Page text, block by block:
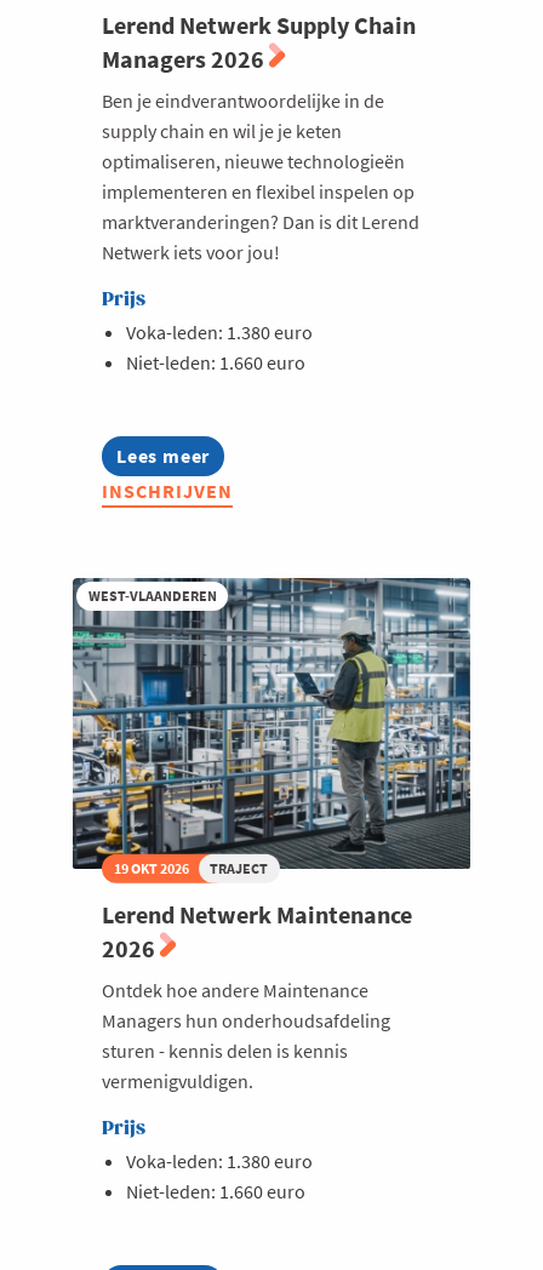
Lerend Netwerk Supply Chain
Managers 2026
Ben je eindverantwoordelijke in de
supply chain en wil je je keten
optimaliseren, nieuwe technologieën
implementeren en flexibel inspelen op
marktveranderingen? Dan is dit Lerend
Netwerk iets voor jou!
Prijs
Voka-leden: 1.380 euro
Niet-leden: 1.660 euro
Lees meer
about
Lerend
Netwerk
2026
INSCHRIJVEN
WEST-VLAANDEREN
19 OKT 2026 TRAJECT
Lerend Netwerk Maintenance
2026
Ontdek hoe andere Maintenance
Managers hun onderhoudsafdeling
sturen - kennis delen is kennis
vermenigvuldigen.
Prijs
Voka-leden: 1.380 euro
Niet-leden: 1.660 euro